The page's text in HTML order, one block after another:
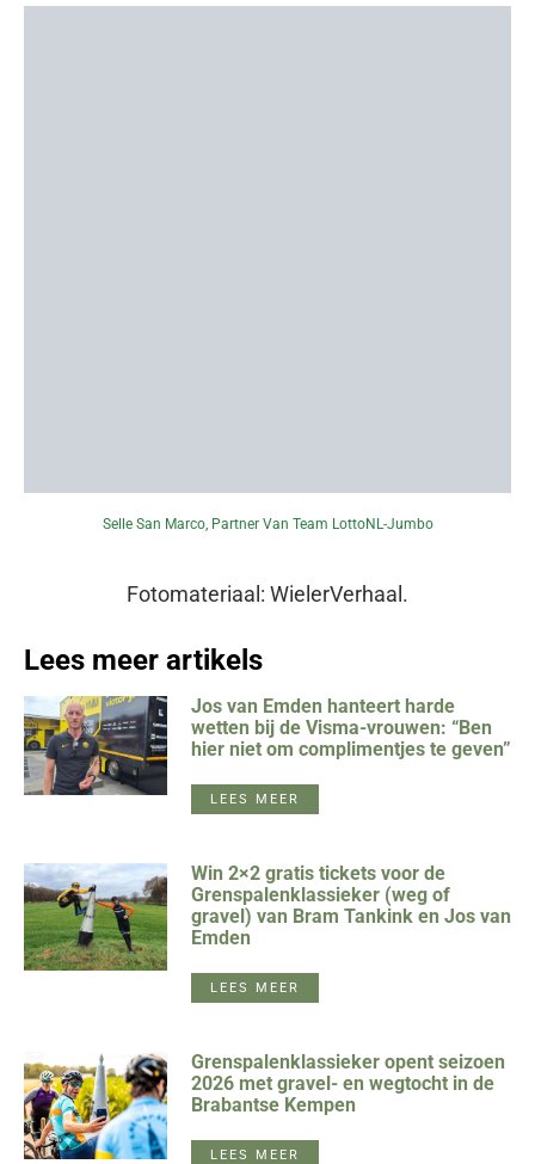
Selle San Marco, Partner Van Team LottoNL-Jumbo
Fotomateriaal: WielerVerhaal.
Lees meer artikels
Jos van Emden hanteert harde
wetten bij de Visma-vrouwen: “Ben
hier niet om complimentjes te geven”
LEES MEER
Win 2×2 gratis tickets voor de
Grenspalenklassieker (weg of
gravel) van Bram Tankink en Jos van
Emden
LEES MEER
Grenspalenklassieker opent seizoen
2026 met gravel- en wegtocht in de
Brabantse Kempen
LEES MEER